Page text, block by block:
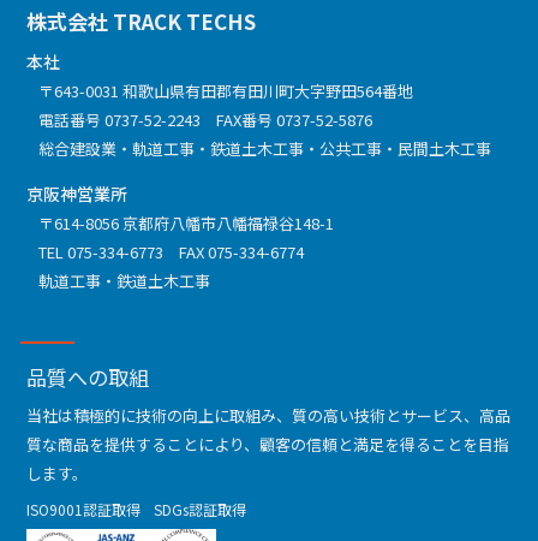
株式会社 TRACK TECHS
本社
〒643-0031 和歌山県有田郡有田川町大字野田564番地
電話番号0737-52-2243
FAX番号 0737-52-5876
総合建設業
軌道工事 鉄道土木工事 公共工事 民間土木工事
京阪神営業所
〒614-8056 京都府八幡市八幡福禄谷148-1
TEL075-334-6773
FAX 075-334-6774
軌道工事
鉄道土木工事
品質への取組
当社は積極的に技術の向上に取組み、質の高い技術とサービス、高品
質な商品を提供することにより、顧客の信頼と満足を得ることを目指
します。
ISO9001認証取得 SDGs認証取得